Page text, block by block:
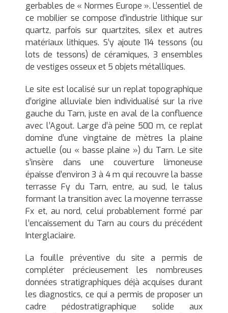
gerbables de « Normes Europe ». L’essentiel de
ce mobilier se compose d’industrie lithique sur
quartz, parfois sur quartzites, silex et autres
matériaux lithiques. S’y ajoute 114 tessons (ou
lots de tessons) de céramiques, 3 ensembles
de vestiges osseux et 5 objets métalliques.
Le site est localisé sur un replat topographique
d’origine alluviale bien individualisé sur la rive
gauche du Tarn, juste en aval de la confluence
avec l’Agout. Large d’à peine 500 m, ce replat
domine d’une vingtaine de mètres la plaine
actuelle (ou « basse plaine ») du Tarn. Le site
s’insère dans une couverture limoneuse
épaisse d’environ 3 à 4 m qui recouvre la basse
terrasse Fy du Tarn, entre, au sud, le talus
formant la transition avec la moyenne terrasse
Fx et, au nord, celui probablement formé par
l’encaissement du Tarn au cours du précédent
Interglaciaire.
La fouille préventive du site a permis de
compléter précieusement les nombreuses
données stratigraphiques déjà acquises durant
les diagnostics, ce qui a permis de proposer un
cadre pédostratigraphique solide aux